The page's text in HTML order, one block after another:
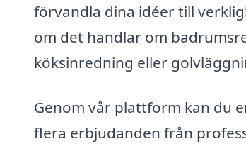
förvandla dina idéer till
om det handlar om
köksinredning eller
Genom vår plattform kan du
flera erbjudanden från